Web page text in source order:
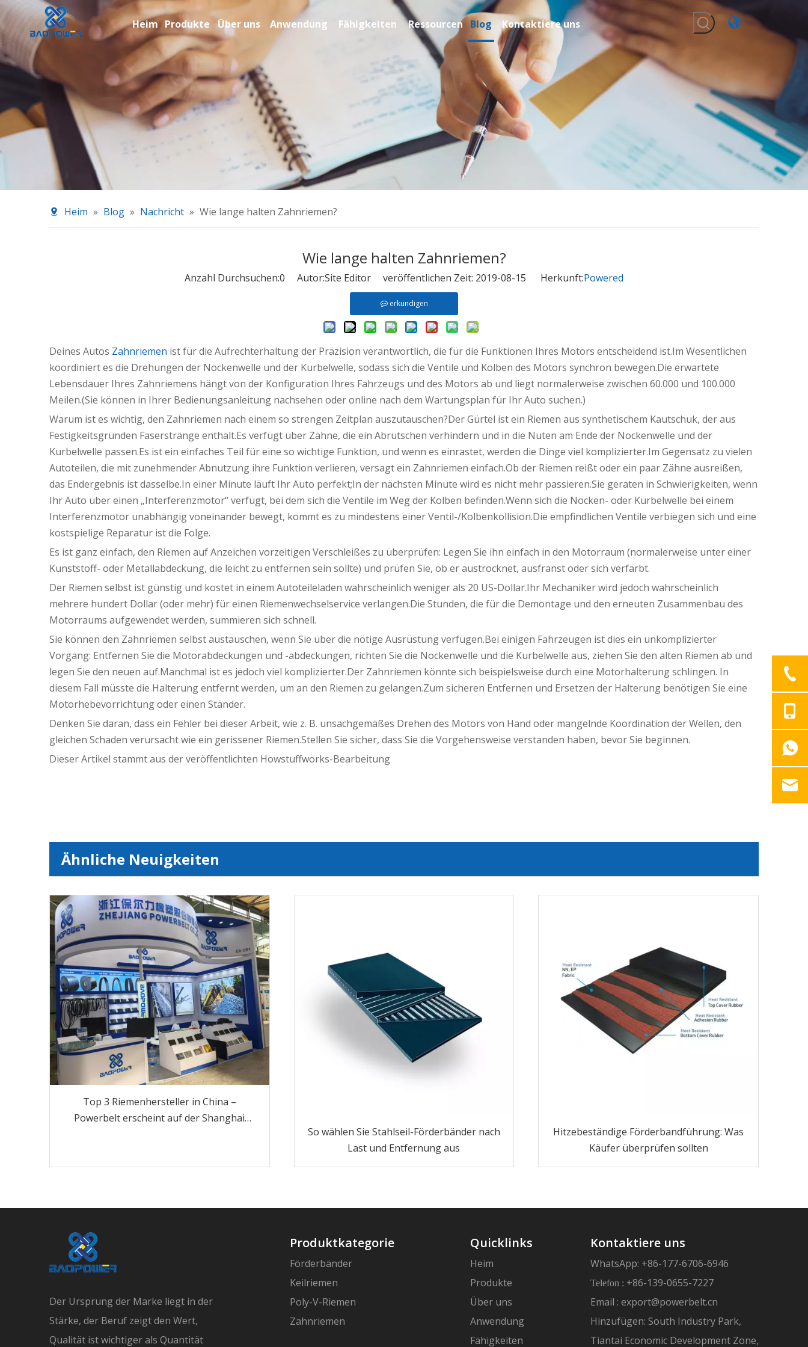
Heim Produkte Über uns Anwendung Fähigkeiten Ressourcen Blog Kontaktiere uns
Heim » Blog » Nachricht » Wie lange halten Zahnriemen?
Wie lange halten Zahnriemen?
Anzahl Durchsuchen:0 Autor:Site Editor veröffentlichen Zeit: 2019-08-15 Herkunft:Powered
erkundigen
Deines Autos Zahnriemen ist für die Aufrechterhaltung der Präzision verantwortlich, die für die Funktionen Ihres Motors entscheidend ist.Im Wesentlichen
koordiniert es die Drehungen der Nockenwelle und der Kurbelwelle, sodass sich die Ventile und Kolben des Motors synchron bewegen.Die erwartete
Lebensdauer Ihres Zahnriemens hängt von der Konfiguration Ihres Fahrzeugs und des Motors ab und liegt normalerweise zwischen 60.000 und 100.000
Meilen.(Sie können in Ihrer Bedienungsanleitung nachsehen oder online nach dem Wartungsplan für Ihr Auto suchen.)
Warum ist es wichtig, den Zahnriemen nach einem so strengen Zeitplan auszutauschen?Der Gürtel ist ein Riemen aus synthetischem Kautschuk, der aus
Festigkeitsgründen Faserstränge enthält.Es verfügt über Zähne, die ein Abrutschen verhindern und in die Nuten am Ende der Nockenwelle und der
Kurbelwelle passen.Es ist ein einfaches Teil für eine so wichtige Funktion, und wenn es einrastet, werden die Dinge viel komplizierter.Im Gegensatz zu vielen
Autoteilen, die mit zunehmender Abnutzung ihre Funktion verlieren, versagt ein Zahnriemen einfach.Ob der Riemen reißt oder ein paar Zähne ausreißen,
das Endergebnis ist dasselbe.In einer Minute läuft Ihr Auto perfekt;In der nächsten Minute wird es nicht mehr passieren.Sie geraten in Schwierigkeiten, wenn
Ihr Auto über einen „Interferenzmotor“ verfügt, bei dem sich die Ventile im Weg der Kolben befinden.Wenn sich die Nocken- oder Kurbelwelle bei einem
Interferenzmotor unabhängig voneinander bewegt, kommt es zu mindestens einer Ventil-/Kolbenkollision.Die empfindlichen Ventile verbiegen sich und eine
kostspielige Reparatur ist die Folge.
Es ist ganz einfach, den Riemen auf Anzeichen vorzeitigen Verschleißes zu überprüfen: Legen Sie ihn einfach in den Motorraum (normalerweise unter einer
Kunststoff- oder Metallabdeckung, die leicht zu entfernen sein sollte) und prüfen Sie, ob er austrocknet, ausfranst oder sich verfärbt.
Der Riemen selbst ist günstig und kostet in einem Autoteileladen wahrscheinlich weniger als 20 US-Dollar.Ihr Mechaniker wird jedoch wahrscheinlich
mehrere hundert Dollar (oder mehr) für einen Riemenwechselservice verlangen.Die Stunden, die für die Demontage und den erneuten Zusammenbau des
Motorraums aufgewendet werden, summieren sich schnell.
Sie können den Zahnriemen selbst austauschen, wenn Sie über die nötige Ausrüstung verfügen.Bei einigen Fahrzeugen ist dies ein unkomplizierter
Vorgang: Entfernen Sie die Motorabdeckungen und -abdeckungen, richten Sie die Nockenwelle und die Kurbelwelle aus, ziehen Sie den alten Riemen ab und
legen Sie den neuen auf.Manchmal ist es jedoch viel komplizierter.Der Zahnriemen könnte sich beispielsweise durch eine Motorhalterung schlingen. In
diesem Fall müsste die Halterung entfernt werden, um an den Riemen zu gelangen.Zum sicheren Entfernen und Ersetzen der Halterung benötigen Sie eine
Motorhebevorrichtung oder einen Ständer.
Denken Sie daran, dass ein Fehler bei dieser Arbeit, wie z. B. unsachgemäßes Drehen des Motors von Hand oder mangelnde Koordination der Wellen, den
gleichen Schaden verursacht wie ein gerissener Riemen.Stellen Sie sicher, dass Sie die Vorgehensweise verstanden haben, bevor Sie beginnen.
Dieser Artikel stammt aus der veröffentlichten Howstuffworks-Bearbeitung
Ähnliche Neuigkeiten
Top 3 Riemenhersteller in China –
Powerbelt erscheint auf der Shanghai
So wählen Sie Stahlseil-Förderbänder nach
Last und Entfernung aus
Hitzebeständige Förderbandführung: Was
Käufer überprüfen sollten
Der Ursprung der Marke liegt in der
Stärke, der Beruf zeigt den Wert,
Qualität ist wichtiger als Quantität
Produktkategorie
Förderbänder
Keilriemen
Poly-V-Riemen
Zahnriemen
Quicklinks
Heim
Produkte
Über uns
Anwendung
Fähigkeiten
Kontaktiere uns
WhatsApp: +86-177-6706-6946
Telefon : +86-139-0655-7227
Email : export@powerbelt.cn
Hinzufügen: South Industry Park,
Tiantai Economic Development Zone,